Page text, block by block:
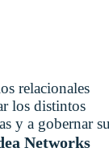
relacionales
los distintos
y a gobernar su
Networks